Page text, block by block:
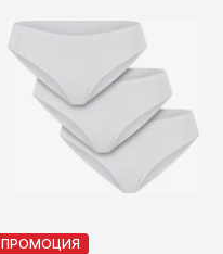
ПРОМОЦИЯ